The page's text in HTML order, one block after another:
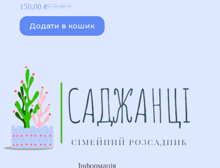
170,00₴
Оригінальна
ціна:
170,00 ₴.
150,00 ₴Поточна
ціна:
150,00 ₴.
Додати в кошик
Інформація